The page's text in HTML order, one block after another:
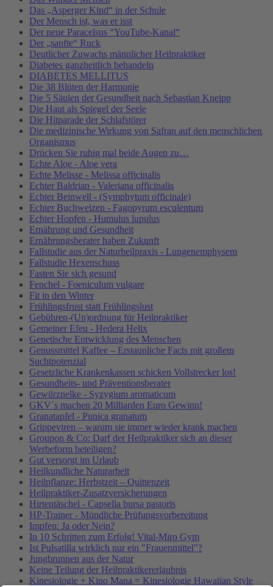
Das „Asperger Kind“ in der Schule
Der Mensch ist, was er isst
Der neue Paracelsus “YouTube-Kanal“
Der „sanfte“ Ruck
Deutlicher Zuwachs männlicher Heilpraktiker
Diabetes ganzheitlich behandeln
DIABETES MELLITUS
Die 38 Blüten der Harmonie
Die 5 Säulen der Gesundheit nach Sebastian Kneipp
Die Haut als Spiegel der Seele
Die Hitparade der Schlafstörer
Die medizinische Wirkung von Safran auf den menschlichen
Organismus
Drücken Sie ruhig mal beide Augen zu…
Echte Aloe - Aloe vera
Echte Melisse - Melissa officinalis
Echter Baldrian - Valeriana officinalis
Echter Beinwell - (Symphytum officinale)
Echter Buchweizen - Fagopyrum esculentum
Echter Hopfen - Humulus lupulus
Ernährung und Gesundheit
Ernährungsberater haben Zukunft
Fallstudie aus der Naturheilpraxis - Lungenemphysem
Fallstudie Hexenschuss
Fasten Sie sich gesund
Fenchel - Foeniculum vulgare
Fit in den Winter
Frühlingsfrust statt Frühlingslust
Gebühren-(Un)ordnung für Heilpraktiker
Gemeiner Efeu - Hedera Helix
Genetische Entwicklung des Menschen
Genussmittel Kaffee – Erstaunliche Facts mit großem
Suchtpotenzial
Gesetzliche Krankenkassen schicken Vollstrecker los!
Gesundheits- und Präventionsberater
Gewürznelke - Syzygium aromaticum
GKV´s machen 20 Milliarden Euro Gewinn!
Granatapfel - Punica granatum
Grippeviren – warum sie immer wieder krank machen
Groupon & Co: Darf der Heilpraktiker sich an dieser
Werbeform beteiligen?
Gut versorgt im Urlaub
Heilkundliche Naturarbeit
Heilpflanze: Herbstzeit – Quittenzeit
Heilpraktiker-Zusatzversicherungen
Hirtentäschel - Capsella bursa pastoris
HP-Trainer - Mündliche Prüfungsvorbereitung
Impfen: Ja oder Nein?
In 10 Schritten zum Erfolg! Vital-Miro Gym
Ist Pulsatilla wirklich nur ein "Frauenmittel"?
Jungbrunnen aus der Natur
Keine Teilung der Heilpraktikererlaubnis
Kinesiologie + Kino Mana = Kinesiologie Hawaiian Style